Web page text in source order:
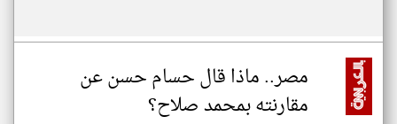
مصر.. ماذا قال حسام حسن عن
مقارنته بمحمد صلاح؟